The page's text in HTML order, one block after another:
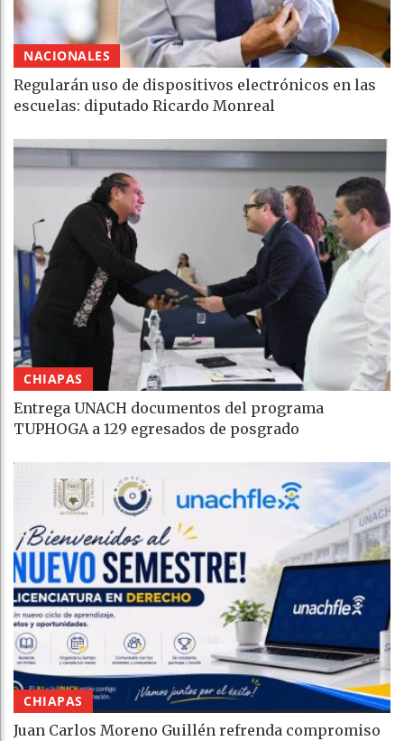
NACIONALES
Regularán uso de dispositivos electrónicos en las
escuelas: diputado Ricardo Monreal
CHIAPAS
Entrega UNACH documentos del programa
TUPHOGA a 129 egresados de posgrado
CHIAPAS
Juan Carlos Moreno Guillén refrenda compromiso